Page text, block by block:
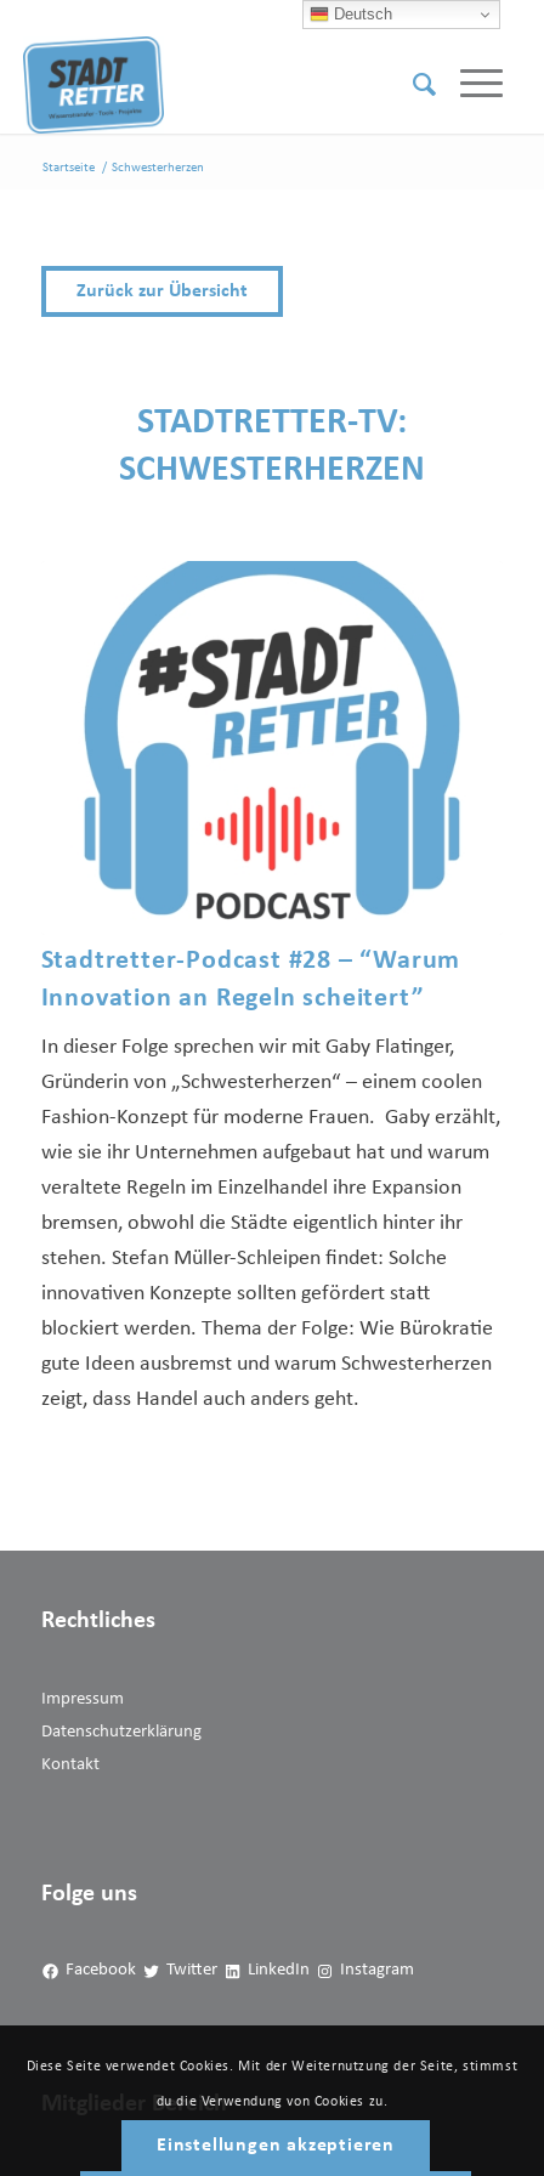
Startseite / Schwesterherzen
Zurück zur Übersicht
STADTRETTER-TV:
SCHWESTERHERZEN
Stadtretter-Podcast #28 – “Warum
Innovation an Regeln scheitert”
In dieser Folge sprechen wir mit Gaby Flatinger,
Gründerin von „Schwesterherzen“ – einem coolen
Fashion-Konzept für moderne Frauen. Gaby erzählt,
wie sie ihr Unternehmen aufgebaut hat und warum
veraltete Regeln im Einzelhandel ihre Expansion
bremsen, obwohl die Städte eigentlich hinter ihr
stehen. Stefan Müller-Schleipen findet: Solche
innovativen Konzepte sollten gefördert statt
blockiert werden. Thema der Folge: Wie Bürokratie
gute Ideen ausbremst und warum Schwesterherzen
zeigt, dass Handel auch anders geht.
Rechtliches
Impressum
Datenschutzerklärung
Kontakt
Folge uns
Facebook Twitter LinkedIn Instagram
Mitglieder Bereich
Diese Seite verwendet Cookies. Mit der Weiternutzung der Seite, stimmst
du die Verwendung von Cookies zu.
Einstellungen akzeptieren
Deutsch